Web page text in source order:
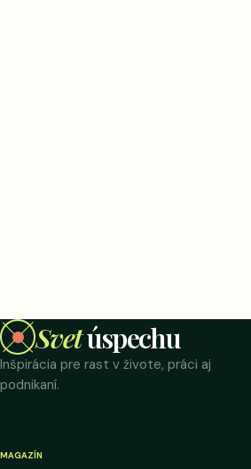
Svetúspechu
Inšpirácia pre rast v živote, práci aj
podnikaní.
MAGAZÍN